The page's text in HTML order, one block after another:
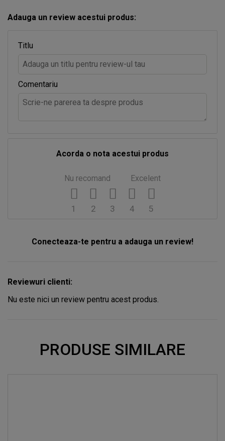
Adauga un review acestui produs:
Titlu
Comentariu
Acorda o nota acestui produs
Nu recomand Excelent
5
4
3
2
1
Conecteaza-te pentru a adauga un review!
Reviewuri clienti:
Nu este nici un review pentru acest produs.
PRODUSE SIMILARE